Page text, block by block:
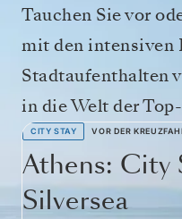
Tauchen Sie vor
mit den intensiven
Stadtaufenthalten
in die Welt der
CITY STAY VOR DER
Athens: City
Silversea